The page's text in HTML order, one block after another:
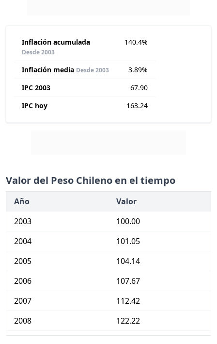
Inflación acumulada
Desde 2003
140.4%
Inflación media Desde 2003
3.89%
IPC 2003
67.90
IPC hoy
163.24
Valor del Peso Chileno en el tiempo
Año
Valor
2003
100.00
2004
101.05
2005
104.14
2006
107.67
2007
112.42
2008
122.22